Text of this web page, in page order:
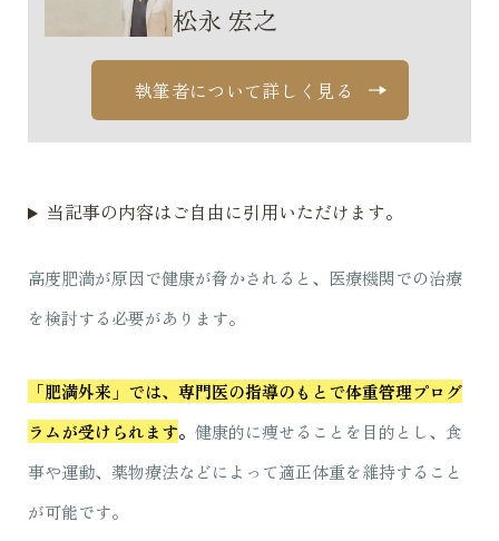
松永 宏之
執筆者について詳しく見る
当記事の内容はご自由に引用いただけます。
高度肥満が原因で健康が脅かされると、医療機関での治療
を検討する必要があります。
「肥満外来」では、専門医の指導のもとで体重管理プログ
ラムが受けられます。 健康的に痩せることを目的とし、食
事や運動、薬物療法などによって適正体重を維持すること
が可能です。